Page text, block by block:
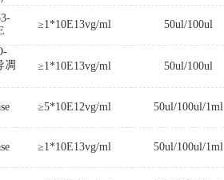
≥1*10E13vg/ml 50ul/100ul
凋
≥1*10E13vg/ml 50ul/100ul
≥5*10E12vg/ml 50ul/100ul/1ml
≥1*10E13vg/ml 50ul/100ul/1ml